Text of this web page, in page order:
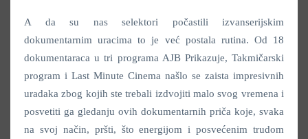
A da su nas selektori počastili izvanserijskim
dokumentarnim uracima to je već postala rutina. Od 18
dokumentaraca u tri programa AJB Prikazuje, Takmičarski
program i Last Minute Cinema našlo se zaista impresivnih
uradaka zbog kojih ste trebali izdvojiti malo svog vremena i
posvetiti ga gledanju ovih dokumentarnih priča koje, svaka
na svoj način, pršti, što energijom i posvećenim trudom